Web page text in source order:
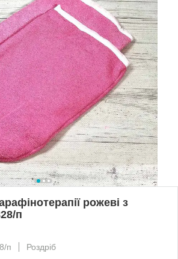
рожеві з
п
п
Роздріб